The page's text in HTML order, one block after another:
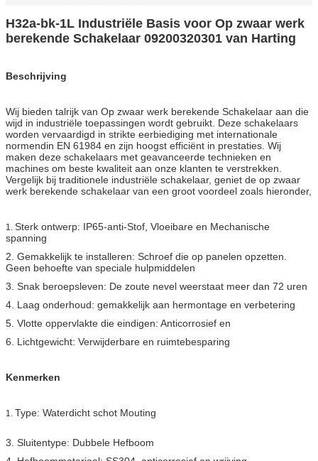
H32a-bk-1L Industriële Basis voor Op zwaar werk
berekende Schakelaar 09200320301 van Harting
Beschrijving
Wij bieden talrijk van Op zwaar werk berekende Schakelaar aan die
wijd in industriële toepassingen wordt gebruikt. Deze schakelaars
worden vervaardigd in strikte eerbiediging met internationale
normendin EN 61984 en zijn hoogst efficiënt in prestaties. Wij
maken deze schakelaars met geavanceerde technieken en
machines om beste kwaliteit aan onze klanten te verstrekken.
Vergelijk bij traditionele industriële schakelaar, geniet de op zwaar
werk berekende schakelaar van een groot voordeel zoals hieronder,
1. Sterk ontwerp: IP65-anti-Stof, Vloeibare en Mechanische
spanning
2. Gemakkelijk te installeren: Schroef die op panelen opzetten.
Geen behoefte van speciale hulpmiddelen
3. Snak beroepsleven: De zoute nevel weerstaat meer dan 72 uren
4. Laag onderhoud: gemakkelijk aan hermontage en verbetering
5. Vlotte oppervlakte die eindigen: Anticorrosief en
6. Lichtgewicht: Verwijderbare en ruimtebesparing
Kenmerken
1. Type: Waterdicht schot Mouting
3. Sluitentype: Dubbele Hefboom